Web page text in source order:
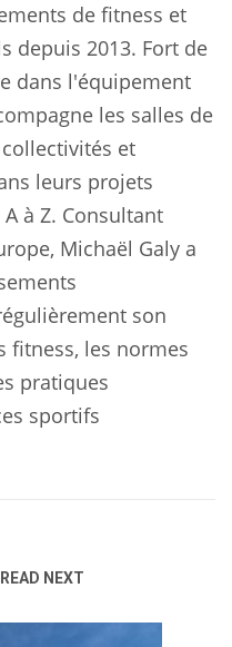
de fitness et
depuis 2013. Fort de
dans l'équipement
les salles de
et
leurs projets
à Z. Consultant
Michaël Galy a
son
fitness, les normes
pratiques
sportifs
NEXT